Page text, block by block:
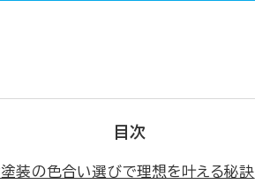
目次
装の色合い選びで理想を叶える秘訣